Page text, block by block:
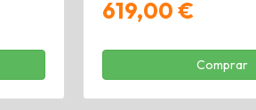
619,00 €
Comprar